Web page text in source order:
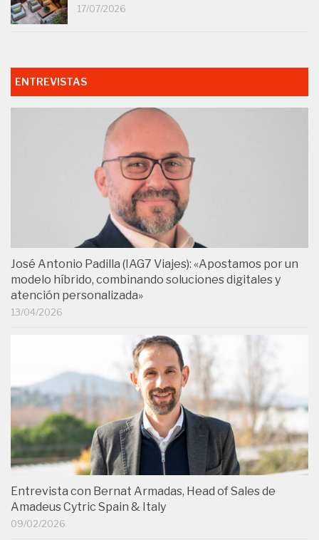
17/07/2026
ENTREVISTAS
José Antonio Padilla (IAG7 Viajes): «Apostamos por un
modelo híbrido, combinando soluciones digitales y
atención personalizada»
13/04/2026
Entrevista con Bernat Armadas, Head of Sales de
Amadeus Cytric Spain & Italy
09/02/2026